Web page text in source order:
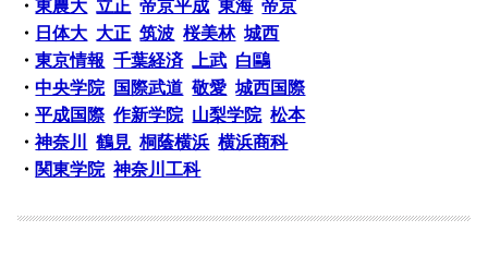
・東農大 立正 帝京平成 東海 帝京
・ 日体大 大正 筑波 桜美林 城西
・東京情報 千葉経済 上武 白鷗
・中央学院 国際武道 敬愛 城西国際
・平成国際 作新学院 山梨学院 松本
・神奈川 鶴見 桐蔭横浜 横浜商科
・ 関東学院 神奈川工科